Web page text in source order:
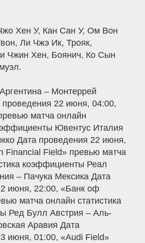
Хен У, Кан Сан У, Ом Вон
Ли Чжэ Ик, Трояк,
Чжин Хен, Боянич, Ко Сын
– Монтеррей
проведения 22 июня, 04:00,
матча онлайн
Ювентус Италия
Дата проведения 22 июня,
Financial Field» превью матча
коэффициенты Реал
– Пачука Мексика Дата
июня, 22:00, «Банк оф
матча онлайн статистика
Ред Булл Австрия – Аль-
Аравия Дата
июня, 01:00, «Audi Field»